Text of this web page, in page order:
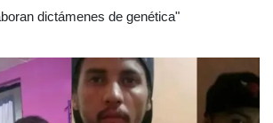
dictámenes de genética"